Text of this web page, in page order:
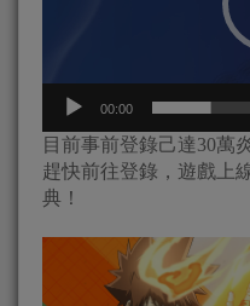
00:00
目前事前登錄己達30萬
趕快前往登錄，遊戲上
典！